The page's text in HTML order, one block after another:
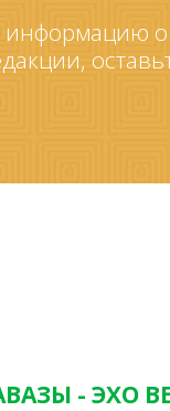
информацию
- ЭХО